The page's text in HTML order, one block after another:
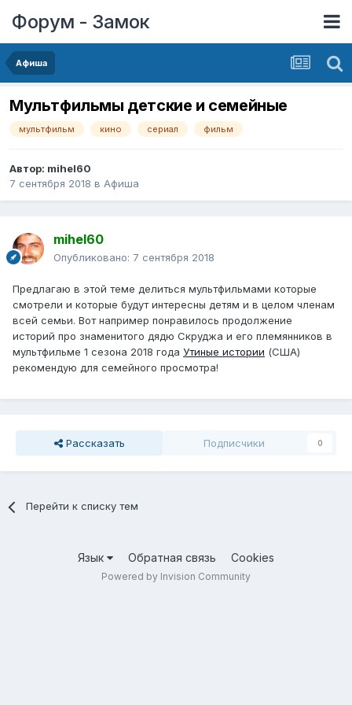
Форум - Замок
Афиша
Мультфильмы детские и семейные
мультфильм кино сериал фильм
Автор: mihel60
7 сентября 2018 в Афиша
mihel60
Опубликовано: 7 сентября 2018
Предлагаю в этой теме делиться мультфильмами которые
смотрели и которые будут интересны детям и в целом членам
всей семьи. Вот например понравилось продолжение
историй про знаменитого дядю Скруджа и его племянников в
мультфильме 1 сезона 2018 года Утиные истории (США)
рекомендую для семейного просмотра!
Рассказать Подписчики 0
Перейти к списку тем
Язык Обратная связь Cookies
Powered by Invision Community